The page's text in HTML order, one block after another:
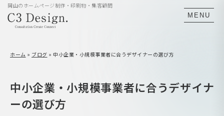
岡山のホームページ制作・印刷物・集客顧問
MENU
ホーム » ブログ » 中小企業・小規模事業者に合うデザイナーの選び方
中小企業・小規模事業者に合うデザイナ
ーの選び方